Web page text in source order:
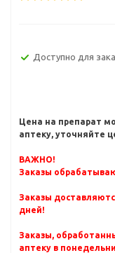
Доступно для
Цена на препарат
аптеку, уточняйте
ВАЖНО!
Заказы
Заказы
дней!
Заказы,
аптеку в